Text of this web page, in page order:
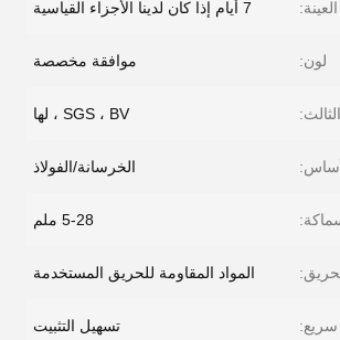
7 أيام إذا كان لدينا الأجزاء القياسية
لون: موافقة مخصصة
SGS ، BV ، لها
الخرسانة/الفولاذ
5-28 ملم
المواد المقاومة للحريق المستخدمة
سريع: تسهيل التثبيت